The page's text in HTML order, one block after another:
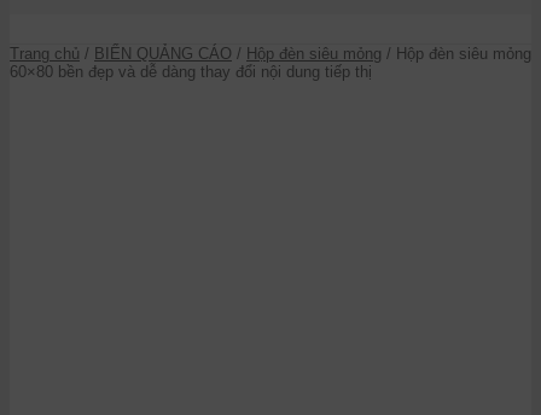
Trang chủ / BIỂN QUẢNG CÁO / Hộp đèn siêu mỏng / Hộp đèn siêu mỏng
60×80 bền đẹp và dễ dàng thay đổi nội dung tiếp thị